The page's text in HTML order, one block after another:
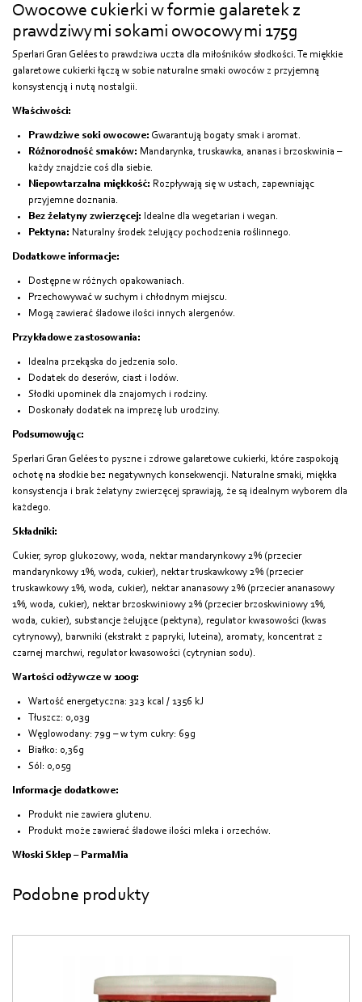
Owocowe cukierki w formie galaretek z
prawdziwymi sokami owocowymi 175g
Sperlari Gran Gelées to prawdziwa uczta dla miłośników słodkości. Te miękkie
galaretowe cukierki łączą w sobie naturalne smaki owoców z przyjemną
konsystencją i nutą nostalgii.
Właściwości:
Prawdziwe soki owocowe: Gwarantują bogaty smak i aromat.
Różnorodność smaków: Mandarynka, truskawka, ananas i brzoskwinia –
każdy znajdzie coś dla siebie.
Niepowtarzalna miękkość: Rozpływają się w ustach, zapewniając
przyjemne doznania.
Bez żelatyny zwierzęcej: Idealne dla wegetarian i wegan.
Pektyna: Naturalny środek żelujący pochodzenia roślinnego.
Dodatkowe informacje:
Dostępne w różnych opakowaniach.
Przechowywać w suchym i chłodnym miejscu.
Mogą zawierać śladowe ilości innych alergenów.
Przykładowe zastosowania:
Idealna przekąska do jedzenia solo.
Dodatek do deserów, ciast i lodów.
Słodki upominek dla znajomych i rodziny.
Doskonały dodatek na imprezę lub urodziny.
Podsumowując:
Sperlari Gran Gelées to pyszne i zdrowe galaretowe cukierki, które zaspokoją
ochotę na słodkie bez negatywnych konsekwencji. Naturalne smaki, miękka
konsystencja i brak żelatyny zwierzęcej sprawiają, że są idealnym wyborem dla
każdego.
Składniki:
Cukier, syrop glukozowy, woda, nektar mandarynkowy 2% (przecier
mandarynkowy 1%, woda, cukier), nektar truskawkowy 2% (przecier
truskawkowy 1%, woda, cukier), nektar ananasowy 2% (przecier ananasowy
1%, woda, cukier), nektar brzoskwiniowy 2% (przecier brzoskwiniowy 1%,
woda, cukier), substancje żelujące (pektyna), regulator kwasowości (kwas
cytrynowy), barwniki (ekstrakt z papryki, luteina), aromaty, koncentrat z
czarnej marchwi, regulator kwasowości (cytrynian sodu).
Wartości odżywcze w 100g:
Wartość energetyczna: 323 kcal / 1356 kJ
Tłuszcz: 0,03g
Węglowodany: 79g – w tym cukry: 69g
Białko: 0,36g
Sól: 0,05g
Informacje dodatkowe:
Produkt nie zawiera glutenu.
Produkt może zawierać śladowe ilości mleka i orzechów.
Włoski Sklep – ParmaMia
Podobne produkty